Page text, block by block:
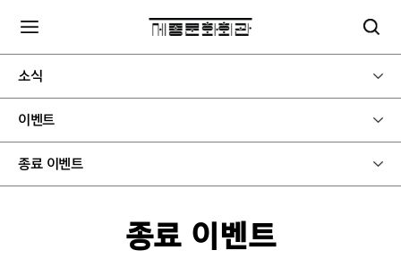
소식
이벤트
종료 이벤트
종료 이벤트